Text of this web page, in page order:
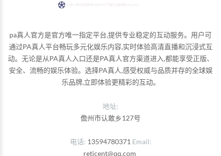
pa真人官方是官方唯一指定平台,提供专业稳定的互动服务。用户可
通过PA真人平台畅玩多元化娱乐内容,实时体验高清直播和沉浸式互
动。无论是从PA真人入口还是PA真人官方渠道进入,都能享受正版、
安全、流畅的娱乐体验。选择PA真人,感受权威与品质并存的全球娱
乐品牌,立即体验更精彩的互动。
地址:
儋州市认敢乡127号
电话 13594780371 Email
reticent@qq.com